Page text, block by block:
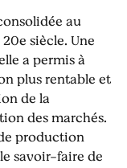
au
siècle. Une
a permis à
plus rentable et
de la
des marchés.
production
savoir-faire de